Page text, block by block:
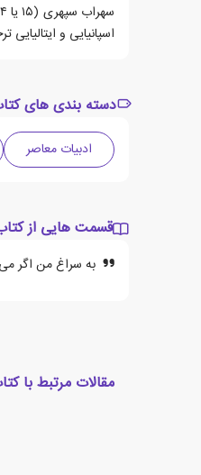
اسپانیایی و
دسته بندی های
ادبیات معاصر
قسمت هایی از
به سراغ من اگر می
مقالات مرتبط با